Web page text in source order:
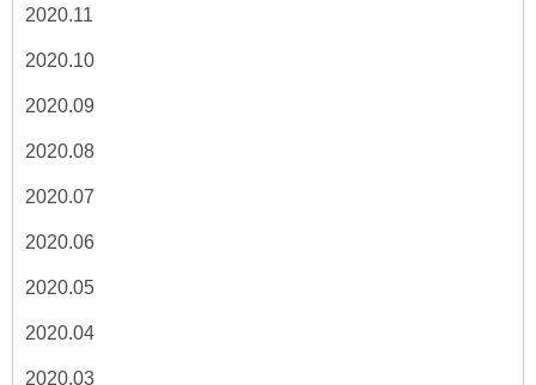
2020.11
2020.10
2020.09
2020.08
2020.07
2020.06
2020.05
2020.04
2020.03